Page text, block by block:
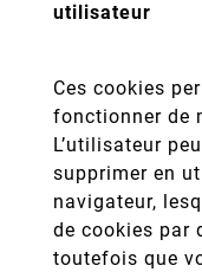
utilisateur
Ces cookies
fonctionner de
L’utilisateur
supprimer en
navigateur,
de cookies par
toutefois que